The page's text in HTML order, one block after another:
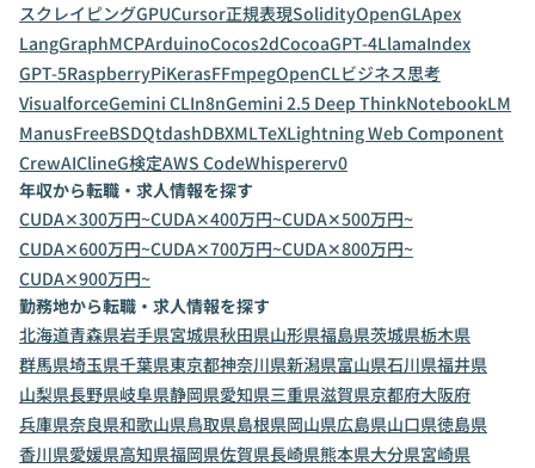
スクレイピングGPUCursor正規表現SolidityOpenGLApex
LangGraphMCPArduinoCocos2dCocoaGPT-4LlamaIndex
GPT-5RaspberryPiKerasFFmpegOpenCLビジネス思考
VisualforceGemini CLIn8nGemini 2.5 Deep ThinkNotebookLM
ManusFreeBSDQtdashDBXMLTeXLightning Web Component
CrewAIClineG検定AWS CodeWhispererv0
年収から転職・求人情報を探す
CUDA✕300万円~CUDA✕400万円~CUDA✕500万円~
CUDA✕600万円~CUDA✕700万円~CUDA✕800万円~
CUDA✕900万円~
勤務地から転職・求人情報を探す
北海道青森県岩手県宮城県秋田県山形県福島県茨城県栃木県
群馬県埼玉県千葉県東京都神奈川県新潟県富山県石川県福井県
山梨県長野県岐阜県静岡県愛知県三重県滋賀県京都府大阪府
兵庫県奈良県和歌山県鳥取県島根県岡山県広島県山口県徳島県
香川県愛媛県高知県福岡県佐賀県長崎県熊本県大分県宮崎県